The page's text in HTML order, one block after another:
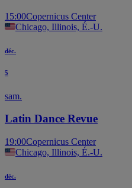
15:00Copernicus Center
Chicago, Illinois, É.-U.
déc.
5
sam.
Latin Dance Revue
19:00Copernicus Center
Chicago, Illinois, É.-U.
déc.